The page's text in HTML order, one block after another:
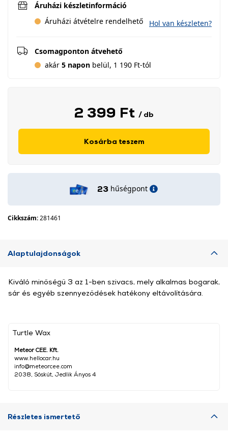
Áruházi készletinformáció
Áruházi átvételre rendelhető
Hol van készleten?
Csomagponton átvehető
akár 5 napon belül, 1 190 Ft-tól
2 399 Ft / db
Kosárba teszem
23 hűségpont
Cikkszám:281461
Alaptulajdonságok
Turtle Wax
Meteor CEE. Kft.
www.hellocar.hu
info@meteorcee.com
2038, Sóskút, Jedlik Ányos 4
Kiváló minőségű 3 az 1-ben szivacs, mely alkalmas bogarak,
sár és egyéb szennyeződések hatékony eltávolítására.
Részletes ismertető